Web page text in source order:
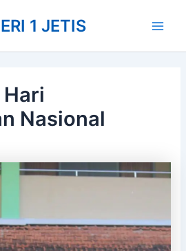
1 JETIS
Nasional